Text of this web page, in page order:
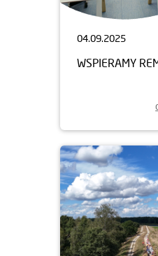
04.09.2025
WSPIERAMY